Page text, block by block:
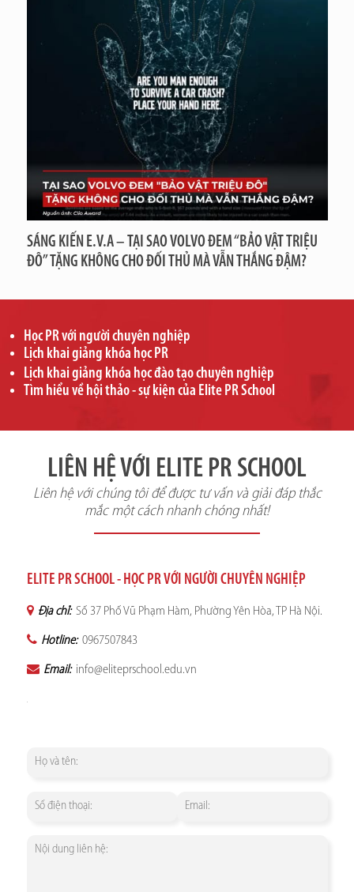
SÁNG KIẾN E.V.A – TẠI SAO VOLVO ĐEM “BẢO VẬT TRIỆU
ĐÔ” TẶNG KHÔNG CHO ĐỐI THỦ MÀ VẪN THẮNG ĐẬM?
Học PR với người chuyên nghiệp
Lịch khai giảng khóa học PR
Lịch khai giảng khóa học đào tạo chuyên nghiệp
Tìm hiểu về hội thảo - sự kiện của Elite PR School
LIÊN HỆ VỚI ELITE PR SCHOOL
Liên hệ với chúng tôi để được tư vấn và giải đáp thắc
mắc một cách nhanh chóng nhất!
ELITE PR SCHOOL - HỌC PR VỚI NGƯỜI CHUYÊN NGHIỆP
Địa chỉ: Số 37 Phố Vũ Phạm Hàm, Phường Yên Hòa, TP Hà Nội.
Hotline: 0967507843
Email: info@eliteprschool.edu.vn